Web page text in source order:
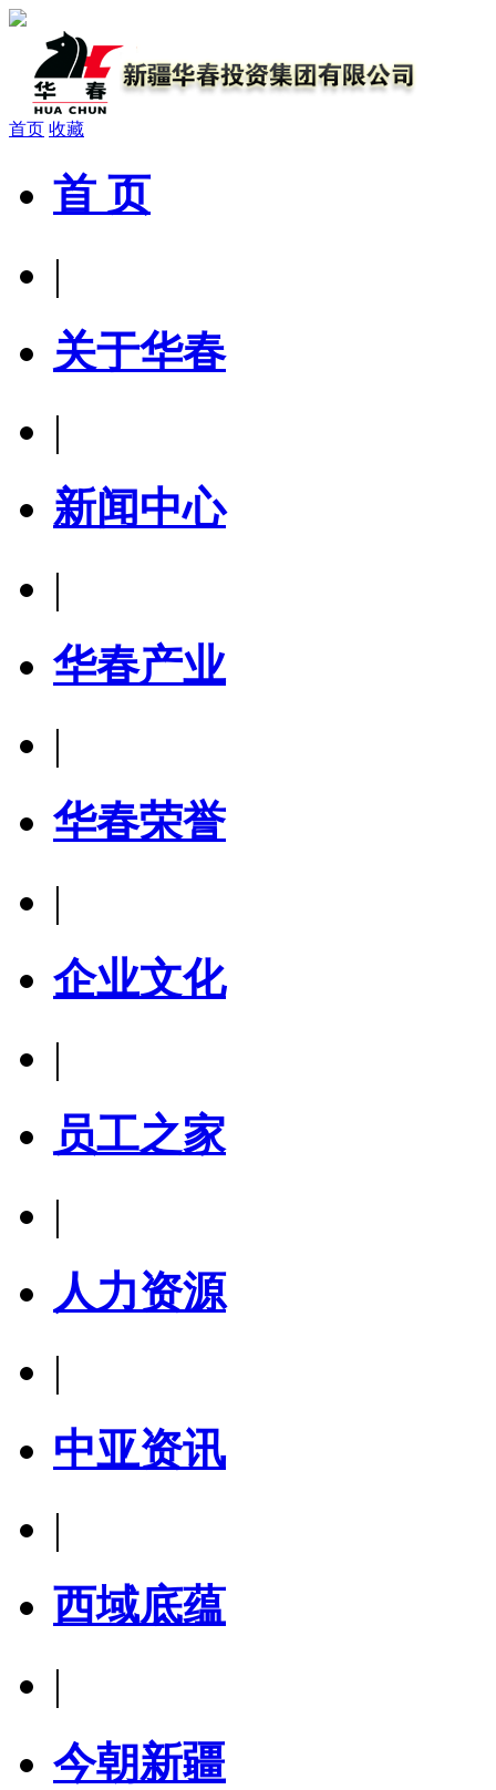
首页 收藏
首 页
|
关于华春
|
新闻中心
|
华春产业
|
华春荣誉
|
企业文化
|
员工之家
|
人力资源
|
中亚资讯
|
西域底蕴
|
今朝新疆